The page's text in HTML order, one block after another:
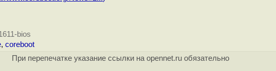
bios
, coreboot
При перепечатке указание ссылки на opennet.ru обязательно